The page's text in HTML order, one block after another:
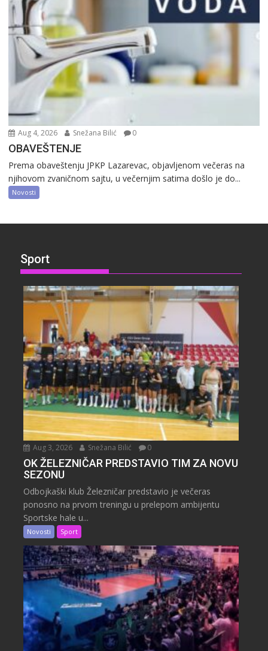
Aug 4, 2026 Snežana Bilić 0
OBAVEŠTENJE
Prema obaveštenju JPKP Lazarevac, objavljenom večeras na
njihovom zvaničnom sajtu, u večernjim satima došlo je do...
Novosti
Sport
Aug 3, 2026 Snežana Bilić 0
OK ŽELEZNIČAR PREDSTAVIO TIM ZA NOVU
SEZONU
Odbojkaški klub Železničar predstavio je večeras
ponosno na prvom treningu u prelepom ambijentu
Sportske hale u...
Novosti Sport